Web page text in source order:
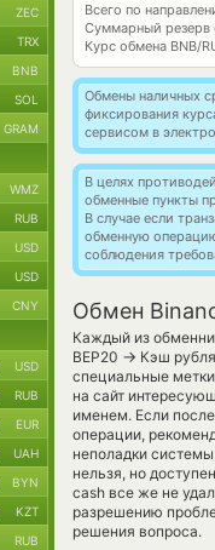
Всего по
Суммарный резерв
Курс обмена BNB/
Обмены наличных
фиксирования
сервисом в
В целях
обменные пункты
В случае если
обменную
соблюдения
Обмен
Каждый из
BEP20 → Кэш
специальные
на сайт
именем. Если
операции,
неполадки
нельзя, но
cash все же не
разрешению
решения вопроса.
ZEC
TRX
BNB
SOL
GRAM
WMZ
RUB
USD
USD
CNY
USD
RUB
EUR
UAH
BYN
KZT
RUB